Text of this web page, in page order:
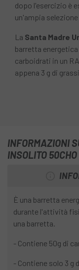
dopo l'esercizio è
un'ampia
La Santa Madre
barretta
carboidrati in un
appena 3 g di
INFORMAZIONI
INSOLITO
È una barretta
durante l'attività
una barretta.
- Contiene 50g di
- Contiene solo 3 g